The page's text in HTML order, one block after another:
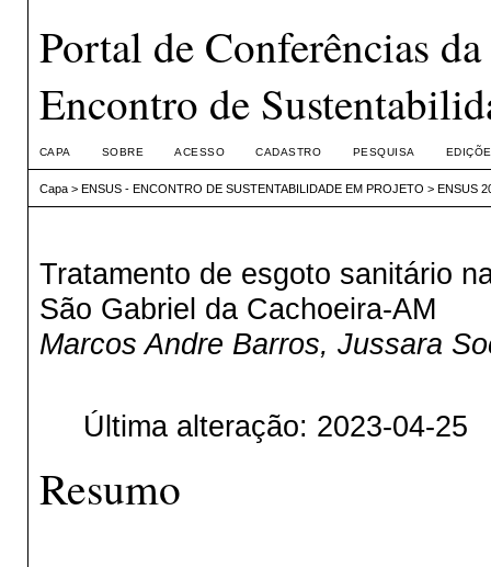
Portal de Conferências
Encontro de
CAPA SOBRE ACESSO CADASTRO PESQUISA
Capa> ENSUS - ENCONTRO DE SUSTENTABILIDADE EM PROJETO > ENSUS
Tratamento de esgoto sanitário
São Gabriel da Cachoeira-AM
Marcos Andre Barros, Jussara
Última alteração: 2023-04-25
Resumo